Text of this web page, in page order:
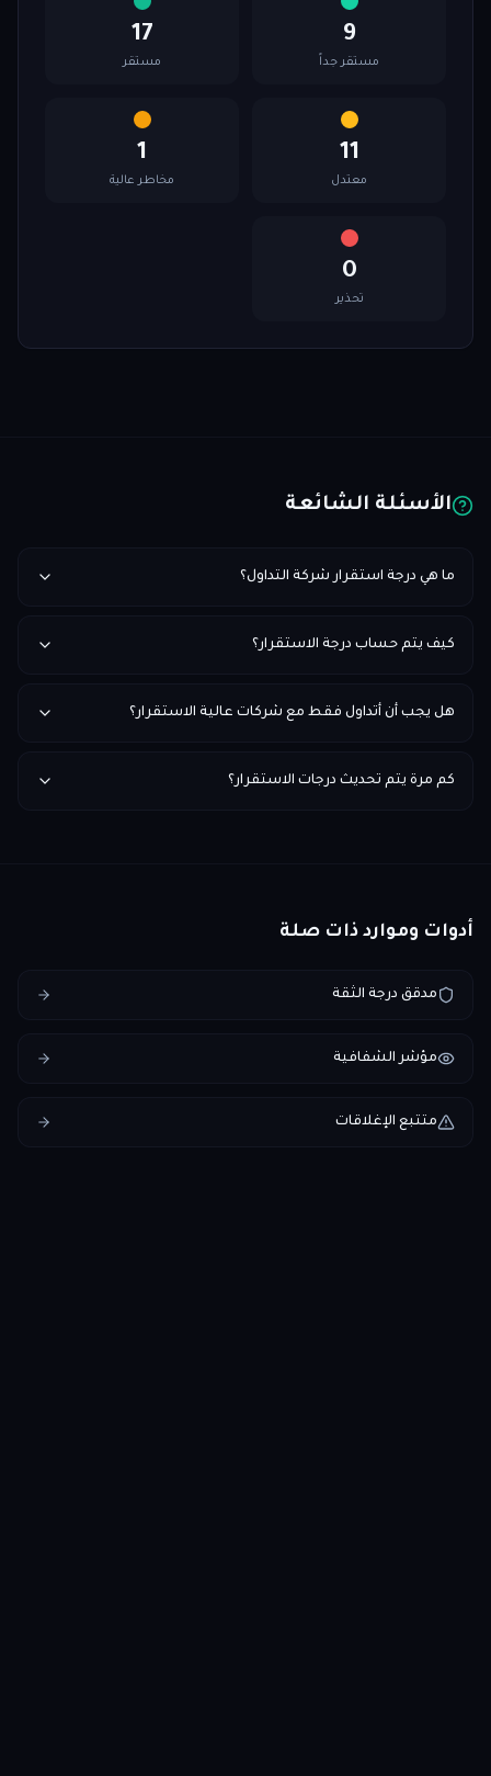
9
مستقر جداً
17
مستقر
11
معتدل
1
مخاطر عالية
0
تحذير
الأسئلة الشائعة
ما هي درجة استقرار شركة التداول؟
كيف يتم حساب درجة الاستقرار؟
هل يجب أن أتداول فقط مع شركات عالية الاستقرار؟
كم مرة يتم تحديث درجات الاستقرار؟
أدوات وموارد ذات صلة
مدقق درجة الثقة
مؤشر الشفافية
متتبع الإغلاقات